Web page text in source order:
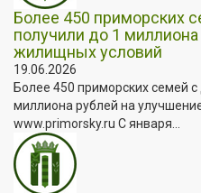
Более 450 приморских
получили до 1
жилищных условий
19.06.2026
Более 450 приморских семей
миллиона рублей на
www.primorsky.ru С января...